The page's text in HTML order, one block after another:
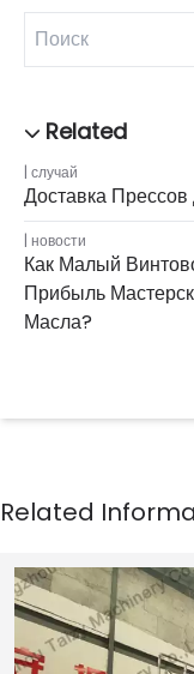
случай
Доставка
новости
Как Малый
Прибыль
Масла?